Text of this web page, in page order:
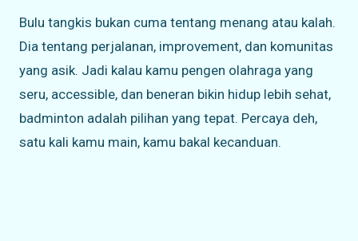
Bulu tangkis bukan cuma tentang menang atau kalah.
Dia tentang perjalanan, improvement, dan komunitas
yang asik. Jadi kalau kamu pengen olahraga yang
seru, accessible, dan beneran bikin hidup lebih sehat,
badminton adalah pilihan yang tepat. Percaya deh,
satu kali kamu main, kamu bakal kecanduan.